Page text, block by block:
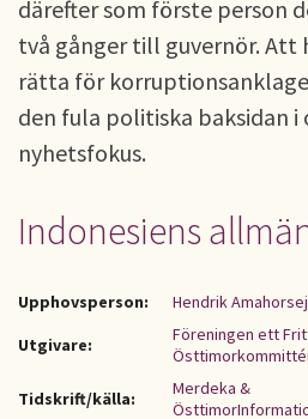
därefter som förste person
två gånger till guvernör. Att
rätta för
den fula politiska baksidan
nyhetsfokus.
Indonesiens
Upphovsperson:
Hendrik
Utgivare:
Föreningen ett
Tidskrift/källa:
Merdeka &